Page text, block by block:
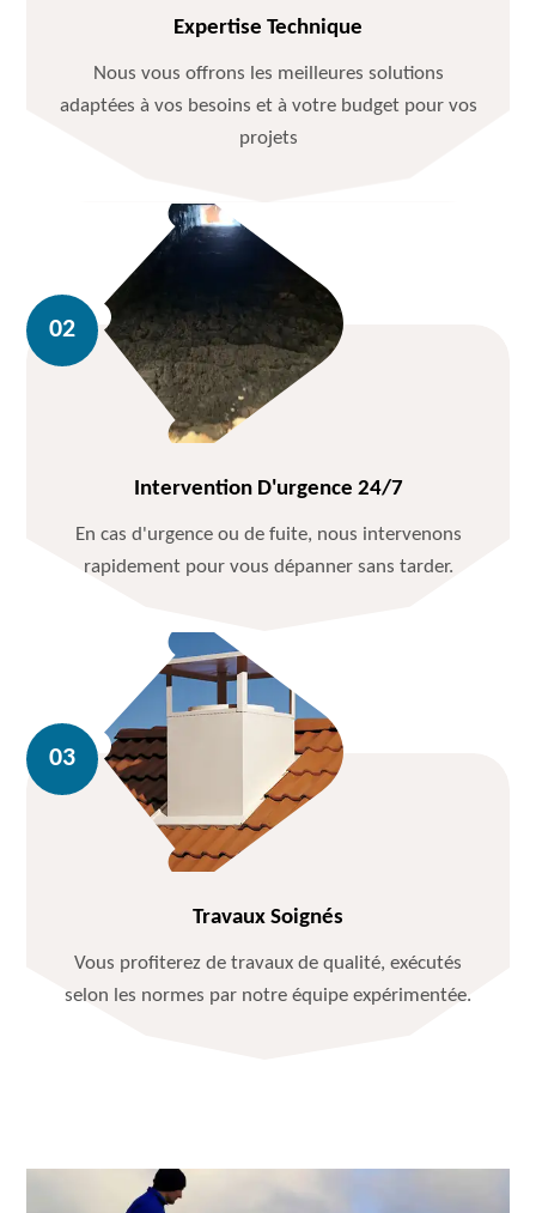
Expertise Technique
Nous vous offrons les meilleures solutions
adaptées à vos besoins et à votre budget pour vos
projets
Intervention D'urgence 24/7
En cas d'urgence ou de fuite, nous intervenons
rapidement pour vous dépanner sans tarder.
Travaux Soignés
Vous profiterez de travaux de qualité, exécutés
selon les normes par notre équipe expérimentée.